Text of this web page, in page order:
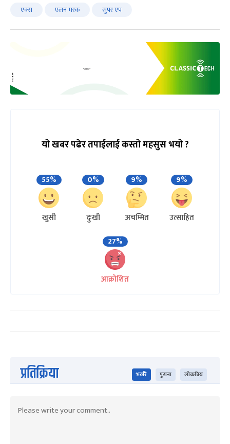
एक्स एलन मस्क सुपर एप
यो खबर पढेर तपाईलाई कस्तो महसुस भयो ?
55%
खुसी
0%
दुःखी
9%
अचम्मित
9%
उत्साहित
27%
आक्रोशित
प्रतिक्रिया भर्खरै पुराना लोकप्रिय